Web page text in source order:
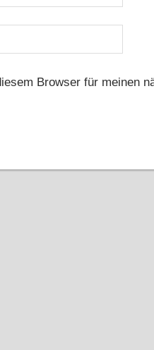
Browser für meinen